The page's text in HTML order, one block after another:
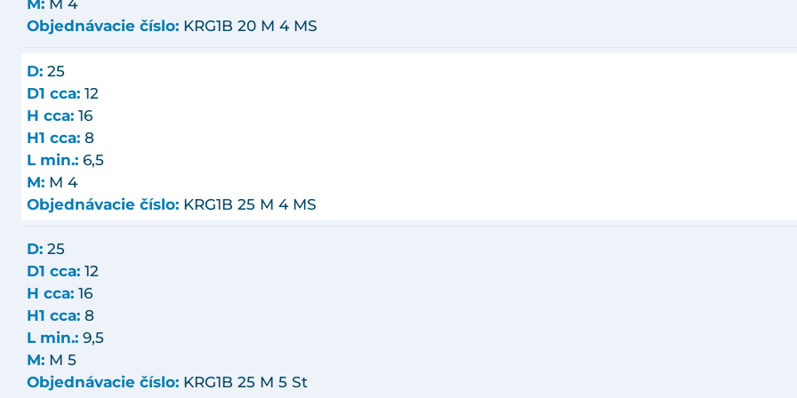
Objednávacie číslo: KRG1B 20 M 4 MS
D: 25
D1 cca: 12
H cca: 16
H1 cca: 8
L min.: 6,5
M: M 4
Objednávacie číslo: KRG1B 25 M 4 MS
D: 25
D1 cca: 12
H cca: 16
H1 cca: 8
L min.: 9,5
M: M 5
Objednávacie číslo: KRG1B 25 M 5 St